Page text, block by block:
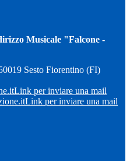
Musicale "Falcone -
Sesto Fiorentino (FI)
Link per inviare una mail
Link per inviare una mail